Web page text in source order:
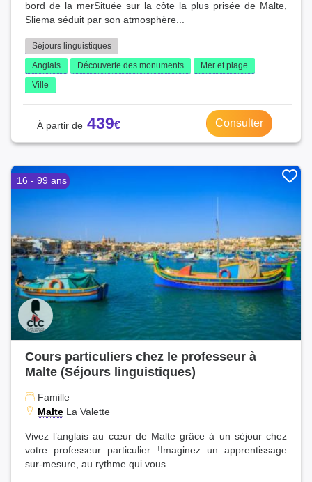
bord de la merSituée sur la côte la plus prisée de Malte,
Sliema séduit par son atmosphère...
Séjours linguistiques
Anglais
Découverte des monuments
Mer et plage
Ville
439 Consulter
16 - 99 ans
Cours particuliers chez le professeur à
Malte (Séjours linguistiques)
Famille
Malte La Valette
Vivez l’anglais au cœur de Malte grâce à un séjour chez
votre professeur particulier !Imaginez un apprentissage
sur-mesure, au rythme qui vous...